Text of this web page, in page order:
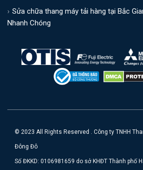
Sửa chữa thang máy tải hàng tại Bắc
Nhanh Chóng
© 2023 All Rights Reserved . Công ty TNHH
Đông Đô
Số ĐKKD: 0106981659 do sở KHĐT Thành phố